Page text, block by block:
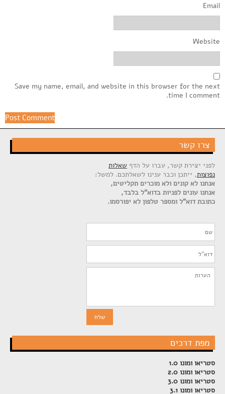
Email
Website
Save my name, email, and website in this browser for the next
time I comment.
צרו קשר
לפני יצירת קשר, עברו על הדף שאלות
נפוצות, ייתכן וכבר ענינו לשאלתכם. למשל:
אנחנו לא קונים ולא מוכרים תקליטים,
אנחנו עונים לפניות בדוא"ל בלבד,
כתובת דוא"ל ומספר טלפון לא יפורסמו.
מפת דרכים
סטריאו ומונו 1.0
סטריאו ומונו 2.0
סטריאו ומונו 3.0
סטריאו ומונו 3.1